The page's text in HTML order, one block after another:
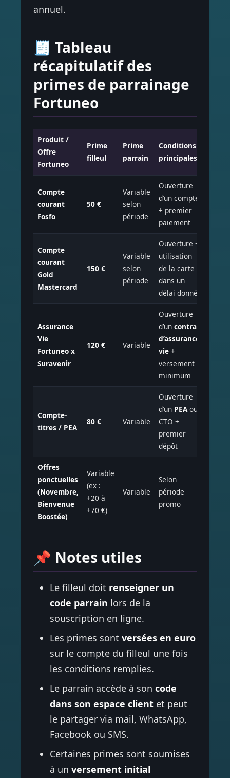
annuel.
🧾 Tableau
récapitulatif des
primes de parrainage
Fortuneo
Produit /
Offre
Fortuneo
Prime
filleul
Prime
parrain
Conditions
principales
Compte
courant
Fosfo
50 €
Variable
selon
période
Ouverture
d’un compte
+ premier
paiement
Compte
courant
Gold
Mastercard
150 €
Variable
selon
période
Ouverture +
utilisation
de la carte
dans un
délai donné
Assurance
Vie
Fortuneo x
Suravenir
120 € Variable
Ouverture
d’un contrat
d’assurance
vie +
versement
minimum
Compte-
titres / PEA
80 € Variable
Ouverture
d’un PEAou
CTO +
premier
dépôt
Offres
ponctuelles
(Novembre,
Bienvenue
Boostée)
Variable
(ex :
+20 à
+70 €)
Variable
Selon
période
promo
📌 Notes utiles
Le filleul doit renseigner un
code parrain lors de la
souscription en ligne.
Les primes sont versées en euro
sur le compte du filleul une fois
les conditions remplies.
Le parrain accède à son code
dans son espace client et peut
le partager via mail, WhatsApp,
Facebook ou SMS.
Certaines primes sont soumises
à un versement initial